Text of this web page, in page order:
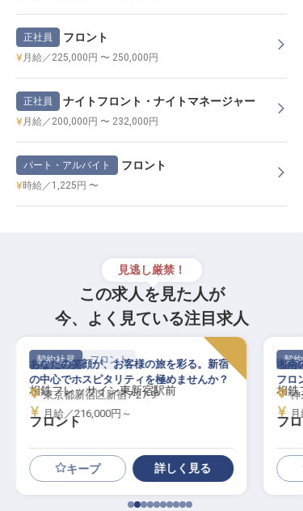
正社員 フロント
月給／225,000円 〜 250,000円
正社員 ナイトフロント・ナイトマネージャー
月給／200,000円 〜 232,000円
パート・アルバイト フロント
時給／1,225円 〜
見逃し厳禁！
この求人を見た人が
今、よく見ている注目求人
契約社員 フロント
相鉄フレッサイン東新宿駅前
フロント
あなたの笑顔が、お客様の旅を彩る。新宿
の中心でホスピタリティを極めませんか？
東京都新宿区新宿7-27-9
月給／216,000円～
キープ 詳しく見る
契約
相鉄
フロ
湘南
フロ
神